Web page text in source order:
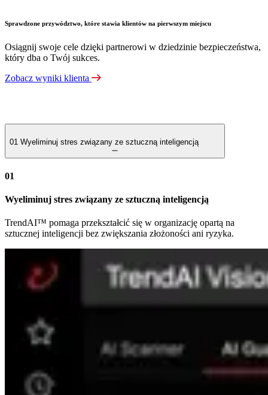
Sprawdzone przywództwo, które stawia klientów na pierwszym miejscu
Osiągnij swoje cele dzięki partnerowi w dziedzinie bezpieczeństwa,
który dba o Twój sukces.
Zobacz wyniki klienta
01 Wyeliminuj stres związany ze sztuczną inteligencją
01
Wyeliminuj stres związany ze sztuczną inteligencją
TrendAI™ pomaga przekształcić się w organizację opartą na
sztucznej inteligencji bez zwiększania złożoności ani ryzyka.